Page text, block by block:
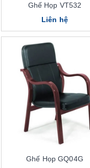
Ghế Họp VT532
Liên hệ
Ghế Họp GQ04G